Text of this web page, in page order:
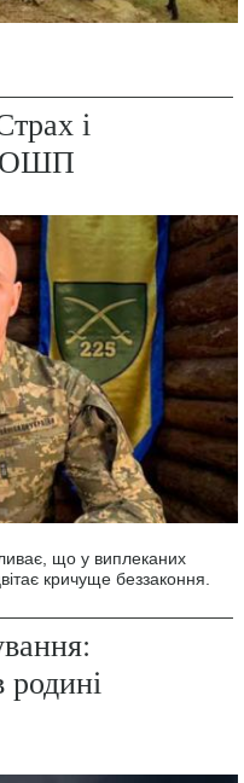
і
ОШП
що у виплеканих
кричуще беззаконня.
родині